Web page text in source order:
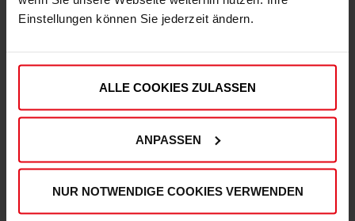
Einstellungen können Sie jederzeit ändern.
ALLE COOKIES ZULASSEN
ANPASSEN
NUR NOTWENDIGE COOKIES VERWENDEN